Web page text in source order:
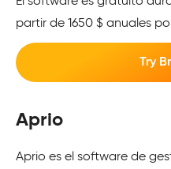
partir de 1650 $ anuales
Try
Aprio
Aprio es el software de